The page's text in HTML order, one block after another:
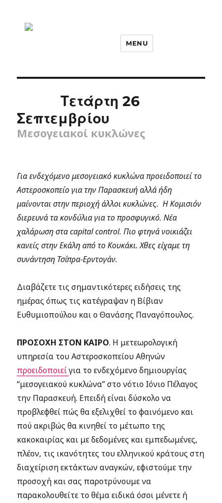
MENU
Τετάρτη 26
Σεπτεμβρίου
Μεσογειακοί κυκλώνες
Για ενδεχόμενο μεσογειακό κυκλώνα προειδοποιεί το
Αστεροσκοπείο για την Παρασκευή αλλά ήδη
μαίνονται στην περιοχή άλλοι κυκλώνες. Η Κομισιόν
διερευνά τα κονδύλια για το προσφυγικό. Νέα
χαλάρωση στα capital control. Πιο φτηνά νοικιάζει
κανείς στην Εκάλη από το Κουκάκι. Χθες είχαμε τη
συνάντηση Τσίπρα-Ερντογάν.
Διαβάζετε τις σημαντικότερες ειδήσεις της
ημέρας όπως τις κατέγραψαν η Βίβιαν
Ευθυμιοπούλου και ο Θανάσης Παναγόπουλος.
ΠΡΟΣΟΧΗ ΣΤΟΝ ΚΑΙΡΟ. Η μετεωρολογική
υπηρεσία του Αστεροσκοπείου Αθηνών
προειδοποιείγια το ενδεχόμενο δημιουργίας
“μεσογειακού κυκλώνα” στο νότιο Ιόνιο Πέλαγος
την Παρασκευή. Επειδή είναι δύσκολο να
προβλεφθεί πώς θα εξελιχθεί το φαινόμενο και
πού ακριβώς θα κινηθεί το μέτωπο της
κακοκαιρίας και με δεδομένες και εμπεδωμένες,
πλέον, τις ικανότητες του ελληνικού κράτους στη
διαχείριση εκτάκτων αναγκών, εφιστούμε την
προσοχή και σας παροτρύνουμε να
παρακολουθείτε το θέμα ειδικά όσοι μένετε ή